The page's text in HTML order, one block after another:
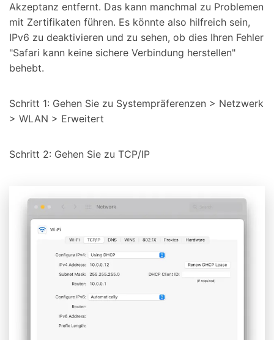
Akzeptanz entfernt. Das kann manchmal zu Problemen
mit Zertifikaten führen. Es könnte also hilfreich sein,
IPv6 zu deaktivieren und zu sehen, ob dies Ihren Fehler
"Safari kann keine sichere Verbindung herstellen"
behebt.
Schritt 1: Gehen Sie zu Systempräferenzen > Netzwerk
> WLAN > Erweitert
Schritt 2: Gehen Sie zu TCP/IP